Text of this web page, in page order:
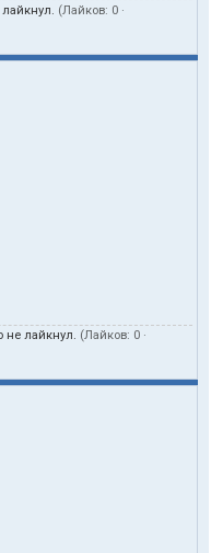
(Лайков: 0 ·
не лайкнул. (Лайков: 0 ·